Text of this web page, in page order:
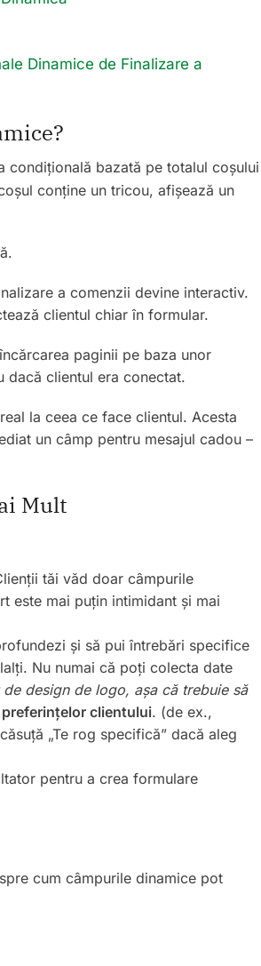
Dinamice de Finalizare a
condițională bazată pe totalul coșului
conține un tricou, afișează un
a comenzii devine interactiv.
clientul chiar în formular.
paginii pe baza unor
dacă clientul era conectat.
la ceea ce face clientul. Acesta
un câmp pentru mesajul cadou –
Mult
tăi văd doar câmpurile
este mai puțin intimidant și mai
și să pui întrebări specifice
Nu numai că poți colecta date
design de logo, așa că trebuie să
preferințelor clientului. (de ex.,
„Te rog specifică” dacă aleg
pentru a crea formulare
cum câmpurile dinamice pot